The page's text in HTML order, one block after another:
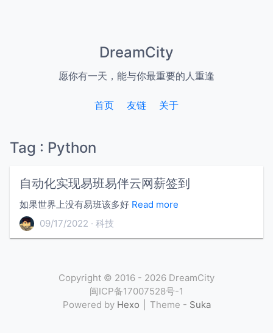
DreamCity
愿你有一天，能与你最重要的人重逢
首页 友链 关于
Tag : Python
自动化实现易班易伴云网薪签到
如果世界上没有易班该多好 Read more
09/17/2022
科技
Copyright © 2016 - 2026 DreamCity
闽ICP备17007528号-1
Powered by Hexo Theme - Suka